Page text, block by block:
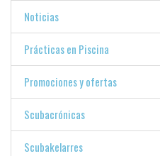
Noticias
Prácticas en Piscina
Promociones y ofertas
Scubacrónicas
Scubakelarres